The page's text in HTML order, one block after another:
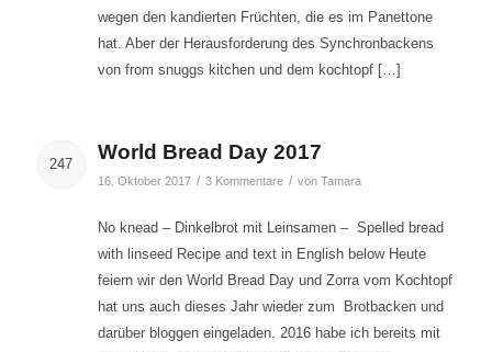
wegen den kandierten Früchten, die es im Panettone
hat. Aber der Herausforderung des Synchronbackens
von from snuggs kitchen und dem kochtopf […]
247
World Bread Day 2017
16. Oktober 2017 / 3 Kommentare / von Tamara
No knead – Dinkelbrot mit Leinsamen – Spelled bread
with linseed Recipe and text in English below Heute
feiern wir den World Bread Day und Zorra vom Kochtopf
hat uns auch dieses Jahr wieder zum Brotbacken und
darüber bloggen eingeladen. 2016 habe ich bereits mit